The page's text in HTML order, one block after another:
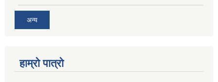
अन्य
हाम्रो पात्रो